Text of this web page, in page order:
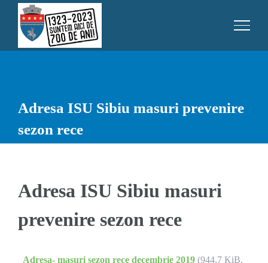
content
Adresa ISU Sibiu masuri prevenire
sezon rece
Adresa ISU Sibiu masuri
prevenire sezon rece
Adresa- masuri sezon rece decembrie 2019 (944,7 KiB,